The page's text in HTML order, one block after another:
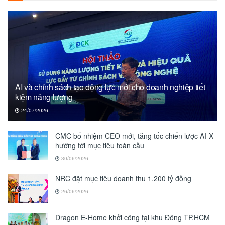
AI và chính sách tạo động lực mới cho doanh nghiệp tiết
kiệm năng lượng
24/07/2026
CMC bổ nhiệm CEO mới, tăng tốc chiến lược AI-X
hướng tới mục tiêu toàn cầu
30/06/2026
NRC đặt mục tiêu doanh thu 1.200 tỷ đồng
26/06/2026
Dragon E-Home khởi công tại khu Đông TP.HCM